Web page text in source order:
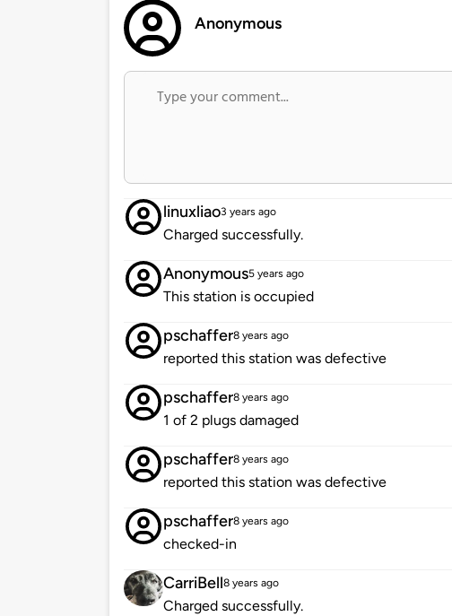
Anonymous
linuxliao3 years ago
Charged successfully.
Anonymous5 years ago
This station is occupied
pschaffer8 years ago
reported this station was defective
pschaffer8 years ago
1 of 2 plugs damaged
pschaffer8 years ago
reported this station was defective
pschaffer8 years ago
checked-in
CarriBell8 years ago
Charged successfully.